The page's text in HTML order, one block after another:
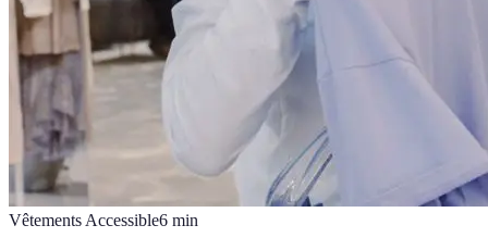
Vêtements Accessible6 min